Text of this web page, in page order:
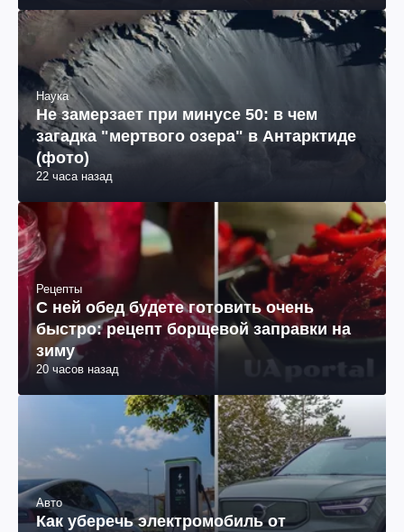
Наука
Не замерзает при минусе 50: в чем
загадка "мертвого озера" в Антарктиде
(фото)
22 часа назад
Рецепты
С ней обед будете готовить очень
быстро: рецепт борщевой заправки на
зиму
20 часов назад
Авто
Как уберечь электромобиль от